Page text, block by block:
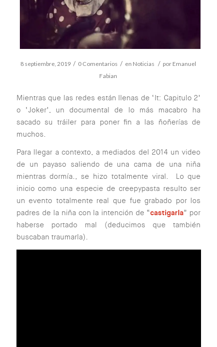
8 septiembre, 2019 / 0 Comentarios / en Noticias / por Emanuel
Fabian
Mientras que las redes están llenas de ‘It: Capitulo 2’
o ‘Joker’, un documental de lo más macabro ha
sacado su tráiler para poner fin a las ñoñerías de
muchos.
Para llegar a contexto, a mediados del 2014 un video
de un payaso saliendo de una cama de una niña
mientras dormía., se hizo totalmente viral. Lo que
inicio como una especie de creepypasta resulto ser
un evento totalmente real que fue grabado por los
padres de la niña con la intención de “castigarla” por
haberse portado mal (deducimos que también
buscaban traumarla).